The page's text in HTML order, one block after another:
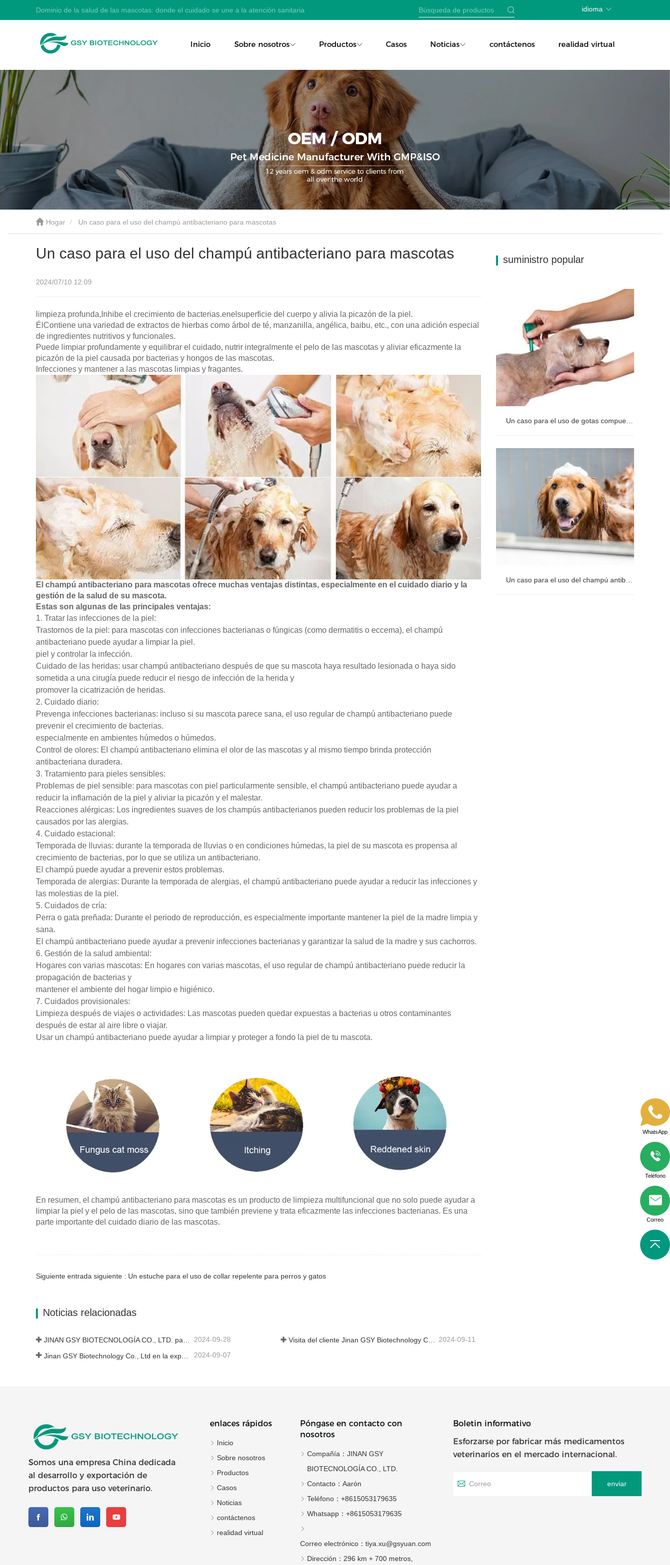
Dominio de la salud de las mascotas: donde el cuidado se une a la atención sanitaria idioma
Inicio Sobre nosotros Productos Casos Noticias contáctenos realidad virtual
Hogar Un caso para el uso del champú antibacteriano para mascotas
Un caso para el uso del champú antibacteriano para mascotas
2024/07/10 12:09
limpieza profunda, Inhibe el crecimiento de bacterias.enel superficie del cuerpo y alivia la picazón de la piel.
Él Contiene una variedad de extractos de hierbas como árbol de té, manzanilla, angélica, baibu, etc., con una adición especial
de ingredientes nutritivos y funcionales.
Puede limpiar profundamente y equilibrar el cuidado, nutrir integralmente el pelo de las mascotas y aliviar eficazmente la
picazón de la piel causada por bacterias y hongos de las mascotas.
Infecciones y mantener a las mascotas limpias y fragantes.
El champú antibacteriano para mascotas ofrece muchas ventajas distintas, especialmente en el cuidado diario y la
gestión de la salud de su mascota.
Estas son algunas de las principales ventajas:
1. Tratar las infecciones de la piel:
Trastornos de la piel: para mascotas con infecciones bacterianas o fúngicas (como dermatitis o eccema), el champú
antibacteriano puede ayudar a limpiar la piel.
piel y controlar la infección.
Cuidado de las heridas: usar champú antibacteriano después de que su mascota haya resultado lesionada o haya sido
sometida a una cirugía puede reducir el riesgo de infección de la herida y
promover la cicatrización de heridas.
2. Cuidado diario:
Prevenga infecciones bacterianas: incluso si su mascota parece sana, el uso regular de champú antibacteriano puede
prevenir el crecimiento de bacterias.
especialmente en ambientes húmedos o húmedos.
Control de olores: El champú antibacteriano elimina el olor de las mascotas y al mismo tiempo brinda protección
antibacteriana duradera.
3. Tratamiento para pieles sensibles:
Problemas de piel sensible: para mascotas con piel particularmente sensible, el champú antibacteriano puede ayudar a
reducir la inflamación de la piel y aliviar la picazón y el malestar.
Reacciones alérgicas: Los ingredientes suaves de los champús antibacterianos pueden reducir los problemas de la piel
causados ​​por las alergias.
4. Cuidado estacional:
Temporada de lluvias: durante la temporada de lluvias o en condiciones húmedas, la piel de su mascota es propensa al
crecimiento de bacterias, por lo que se utiliza un antibacteriano.
El champú puede ayudar a prevenir estos problemas.
Temporada de alergias: Durante la temporada de alergias, el champú antibacteriano puede ayudar a reducir las infecciones y
las molestias de la piel.
5. Cuidados de cría:
Perra o gata preñada: Durante el periodo de reproducción, es especialmente importante mantener la piel de la madre limpia y
sana.
El champú antibacteriano puede ayudar a prevenir infecciones bacterianas y garantizar la salud de la madre y sus cachorros.
6. Gestión de la salud ambiental:
Hogares con varias mascotas: En hogares con varias mascotas, el uso regular de champú antibacteriano puede reducir la
propagación de bacterias y
mantener el ambiente del hogar limpio e higiénico.
7. Cuidados provisionales:
Limpieza después de viajes o actividades: Las mascotas pueden quedar expuestas a bacterias u otros contaminantes
después de estar al aire libre o viajar.
Usar un champú antibacteriano puede ayudar a limpiar y proteger a fondo la piel de tu mascota.
En resumen, el champú antibacteriano para mascotas es un producto de limpieza multifuncional que no solo puede ayudar a
limpiar la piel y el pelo de las mascotas, sino que también previene y trata eficazmente las infecciones bacterianas. Es una
parte importante del cuidado diario de las mascotas.
Siguiente entrada siguiente : Un estuche para el uso de collar repelente para perros y gatos
Noticias relacionadas
JINAN GSY BIOTECNOLOGÍA CO., LTD. participó en la Exposición Internacional de Ganadería de Pakistán IPEX 2024 2024-09-28 Visita del cliente Jinan GSY Biotechnology Co., Ltd 2024-09-11
2024-09-07
suministro popular
Un caso para el uso de gotas compuestas de fipronil para perros
Un caso para el uso de gotas
compuestas de fipronil para perros
Un caso para el uso del champú antibacteriano para mascotas
Somos una empresa China dedicada
al desarrollo y exportación de
productos para uso veterinario.
enlaces rápidos
Inicio
Sobre nosotros
Productos
Casos
Noticias
contáctenos
realidad virtual
Póngase en contacto con
nosotros
Compañía： JINAN GSY
BIOTECNOLOGÍA CO., LTD.
Contacto： Aarón
Teléfono： +8615053179635
Whatsapp： +8615053179635
Correo electrónico： tiya.xu@gsyuan.com
Dirección： 296 km + 700 metros,
Boletin informativo
Esforzarse por fabricar más medicamentos
veterinarios en el mercado internacional.
enviar
WhatsApp
Teléfono
Correo